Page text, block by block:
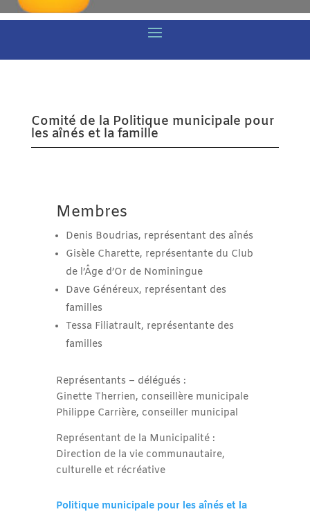
Comité de la Politique municipale pour
les aînés et la famille
Membres
Denis Boudrias, représentant des aînés
Gisèle Charette, représentante du Club
de l’Âge d’Or de Nominingue
Dave Généreux, représentant des
familles
Tessa Filiatrault, représentante des
familles
Représentants – délégués :
Ginette Therrien, conseillère municipale
Philippe Carrière, conseiller municipal
Représentant de la Municipalité :
Direction de la vie communautaire,
culturelle et récréative
Politique municipale pour les aînés et la